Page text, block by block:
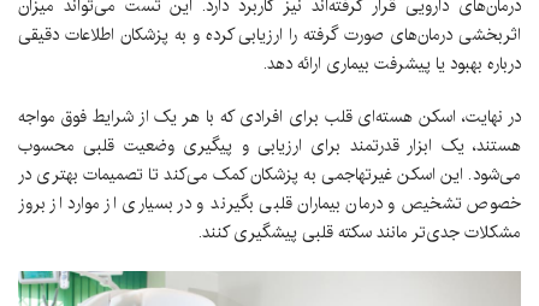
اثربخشی درمان‌های صورت گرفته را ارزیابی کرده و به پزشکان اطلاعات دقیقی
درباره بهبود یا پیشرفت بیماری ارائه دهد.
در نهایت، اسکن هسته‌ای قلب برای افرادی که با هر یک از شرایط فوق مواجه
هستند، یک ابزار قدرتمند برای ارزیابی و پیگیری وضعیت قلبی محسوب
می‌شود. این اسکن غیرتهاجمی به پزشکان کمک می‌کند تا تصمیمات بهتری در
خصوص تشخیص و درمان بیماران قلبی بگیرند و در بسیاری از موارد از بروز
مشکلات جدی‌تر مانند سکته قلبی پیشگیری کنند.